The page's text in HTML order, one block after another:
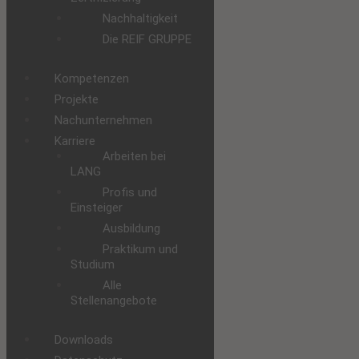
Nachhaltigkeit
Die REIF GRUPPE
Kompetenzen
Projekte
Nachunternehmen
Karriere
Arbeiten bei
LANG
Profis und
Einsteiger
Ausbildung
Praktikum und
Studium
Alle
Stellenangebote
Downloads